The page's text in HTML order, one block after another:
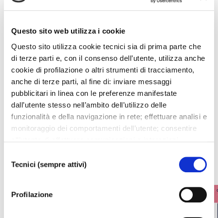
Questo sito web utilizza i cookie
Questo sito utilizza cookie tecnici sia di prima parte che
di terze parti e, con il consenso dell’utente, utilizza anche
cookie di profilazione o altri strumenti di tracciamento,
anche di terze parti, al fine di: inviare messaggi
pubblicitari in linea con le preferenze manifestate
dall’utente stesso nell’ambito dell’utilizzo delle
funzionalità e della navigazione in rete; effettuare analisi e
monitoraggio dei comportamenti dell’utente; consentire
TUTTI”, l’utente acconsente all’uso di tutti i cookie non
tecnici, inclusi quindi quelli di profilazione, analitici e
social. Il consenso è facoltativo e può essere revocato in
qualsiasi momento. Se l’utente desidera modificare le
delTecnici (sempre attivi)
Profilazione
Dmitri Shostakovich Trio n. 2 in mi minore op. 67
I prossimi eventi
Gli appuntamenti della settimana